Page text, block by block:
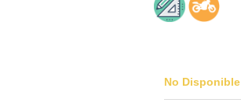
No Disponible